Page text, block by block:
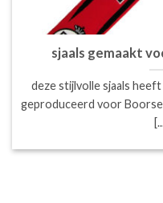
sjaals gemaakt
deze stijlvolle sjaals
geproduceerd voor